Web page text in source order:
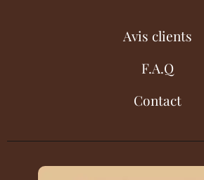
Avis clients
F.A.Q
Contact